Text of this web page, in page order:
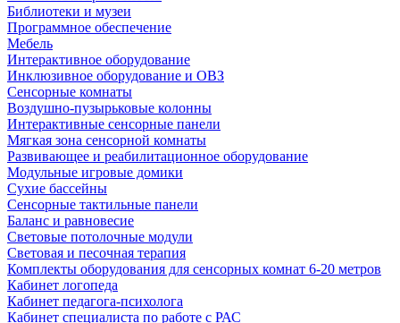
Библиотеки и музеи
Программное обеспечение
Мебель
Интерактивное оборудование
Инклюзивное оборудование и ОВЗ
Cенсорные комнаты
Воздушно-пузырьковые колонны
Интерактивные сенсорные панели
Мягкая зона сенсорной комнаты
Развивающее и реабилитационное оборудование
Модульные игровые домики
Сухие бассейны
Сенсорные тактильные панели
Баланс и равновесие
Световые потолочные модули
Световая и песочная терапия
Комплекты оборудования для сенсорных комнат 6-20 метров
Кабинет логопеда
Кабинет педагога-психолога
Кабинет специалиста по работе с РАС